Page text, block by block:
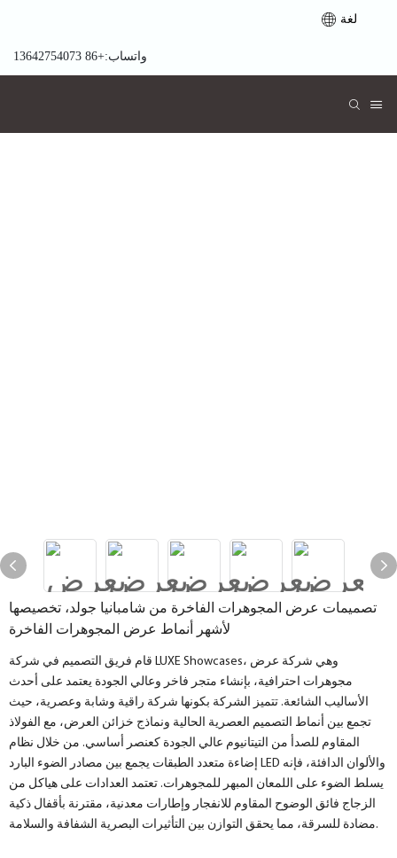
لغة
واتساب:+86 13642754073
تصميمات عرض المجوهرات الفاخرة من شامبانيا جولد، تخصيصها
لأشهر أنماط عرض المجوهرات الفاخرة
قام فريق التصميم في شركة LUXE Showcases، وهي شركة عرض
مجوهرات احترافية، بإنشاء متجر فاخر وعالي الجودة يعتمد على أحدث
الأساليب الشائعة. تتميز الشركة بكونها شركة راقية وشابة وعصرية، حيث
تجمع بين أنماط التصميم العصرية الحالية ونماذج خزائن العرض، مع الفولاذ
المقاوم للصدأ من التيتانيوم عالي الجودة كعنصر أساسي. من خلال نظام
إضاءة متعدد الطبقات يجمع بين مصادر الضوء البارد LED والألوان الدافئة، فإنه
يسلط الضوء على اللمعان المبهر للمجوهرات. تعتمد العدادات على هياكل من
الزجاج فائق الوضوح المقاوم للانفجار وإطارات معدنية، مقترنة بأقفال ذكية
مضادة للسرقة، مما يحقق التوازن بين التأثيرات البصرية الشفافة والسلامة.